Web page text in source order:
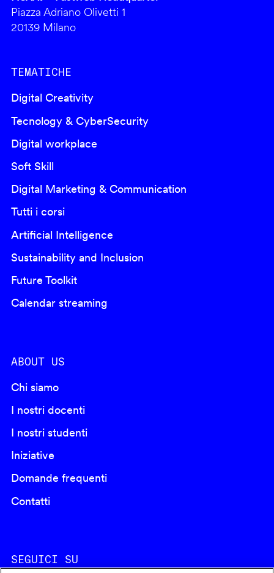
Piazza Adriano Olivetti 1
20139 Milano
TEMATICHE
Digital Creativity
Tecnology & CyberSecurity
Digital workplace
Soft Skill
Digital Marketing & Communication
Tutti i corsi
Artificial Intelligence
Sustainability and Inclusion
Future Toolkit
Calendar streaming
ABOUT US
Chi siamo
I nostri docenti
I nostri studenti
Iniziative
Domande frequenti
Contatti
SEGUICI SU